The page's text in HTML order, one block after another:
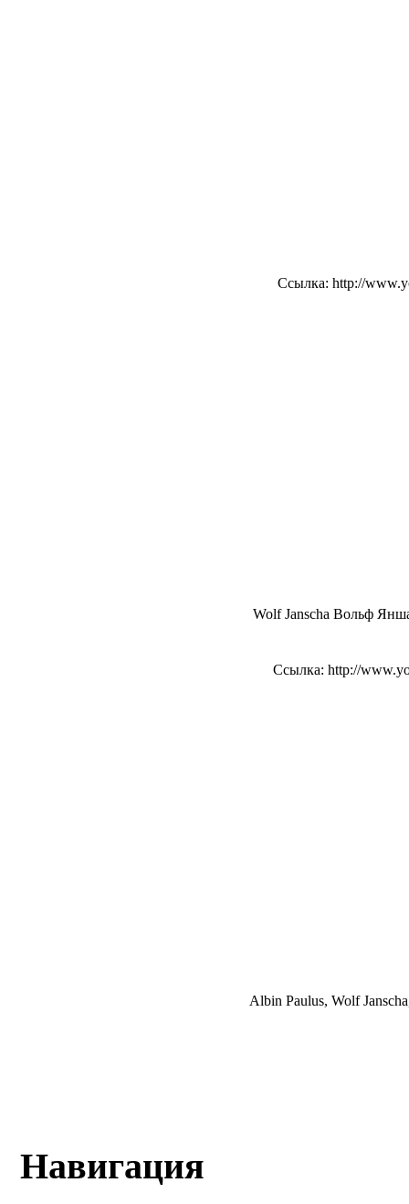
Ссылка: http://
Wolf Janscha Вольф
Ссылка: http://
Albin Paulus, Wolf
Навигация